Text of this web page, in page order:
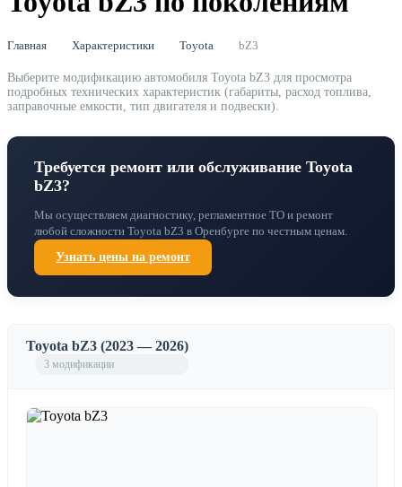
Главная Характеристики Toyota bZ3
Выберите модификацию автомобиля Toyota bZ3 для просмотра
подробных технических характеристик (габариты, расход топлива,
заправочные емкости, тип двигателя и подвески).
Требуется ремонт или обслуживание Toyota
bZ3?
Мы осуществляем диагностику, регламентное ТО и ремонт
любой сложности Toyota bZ3 в Оренбурге по честным ценам.
Узнать цены на ремонт
Toyota bZ3 (2023 — 2026)
3 модификации